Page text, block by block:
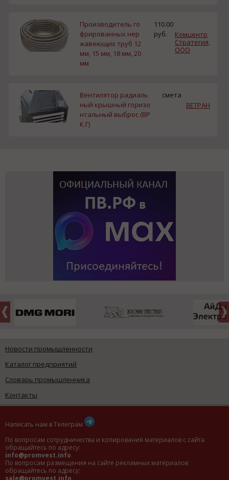
Производитель го
фрированных нер
жавеющих труб 12
мм, 15 мм, 18 мм, 20
мм
110.00
руб.
Комцентр
Стратегия,
ООО
Вентилятор радиаль
ный крышный горизо
нтальный выброс (ВР
К.Г)
смета
ВЕТРАН
Новости промышленности
Каталог предприятий
Словарь промышленника
Контакты
Написать нам в Телеграм
По вопросам сотрудничества и копирования материалов с сайта
обращайтесь по адресу:
info@promvest.info
По вопросам размещения на сайте рекламных материалов
обращайтесь по адресу: